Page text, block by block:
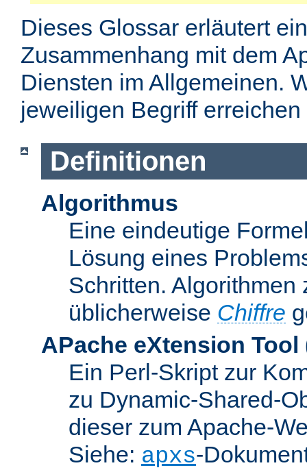
Dieses Glossar erläutert
Zusammenhang mit dem
Diensten im Allgemeinen.
jeweiligen Begriff
Definitionen
Algorithmus
Eine eindeutige
Lösung eines
Schritten.
üblicherweise Chiffre
APache eXtension Tool
Ein Perl-Skript zur
zu Dynamic-Shared-
dieser zum Apache-
Siehe: apxs-